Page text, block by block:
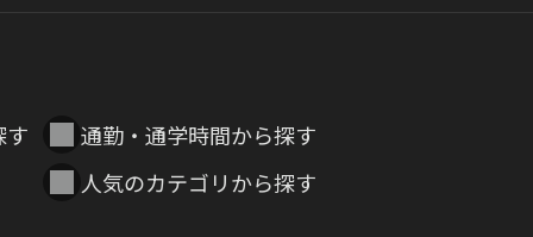
す
通勤・通学時間から探す
人気のカテゴリから探す